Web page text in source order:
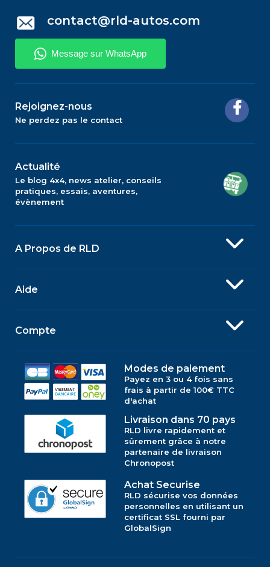
contact@rld-autos.com
Rejoignez-nous
Ne perdez pas le contact
Actualité
Le blog 4x4, news atelier, conseils
pratiques, essais, aventures,
évènement
A Propos de RLD
Aide
Compte
Modes de paiement
Payez en 3 ou 4 fois sans
frais à partir de 100€ TTC
d'achat
Livraison dans 70 pays
RLD livre rapidement et
sûrement grâce à notre
partenaire de livraison
Chronopost
Achat Securise
RLD sécurise vos données
personnelles en utilisant un
certificat SSL fourni par
GlobalSign